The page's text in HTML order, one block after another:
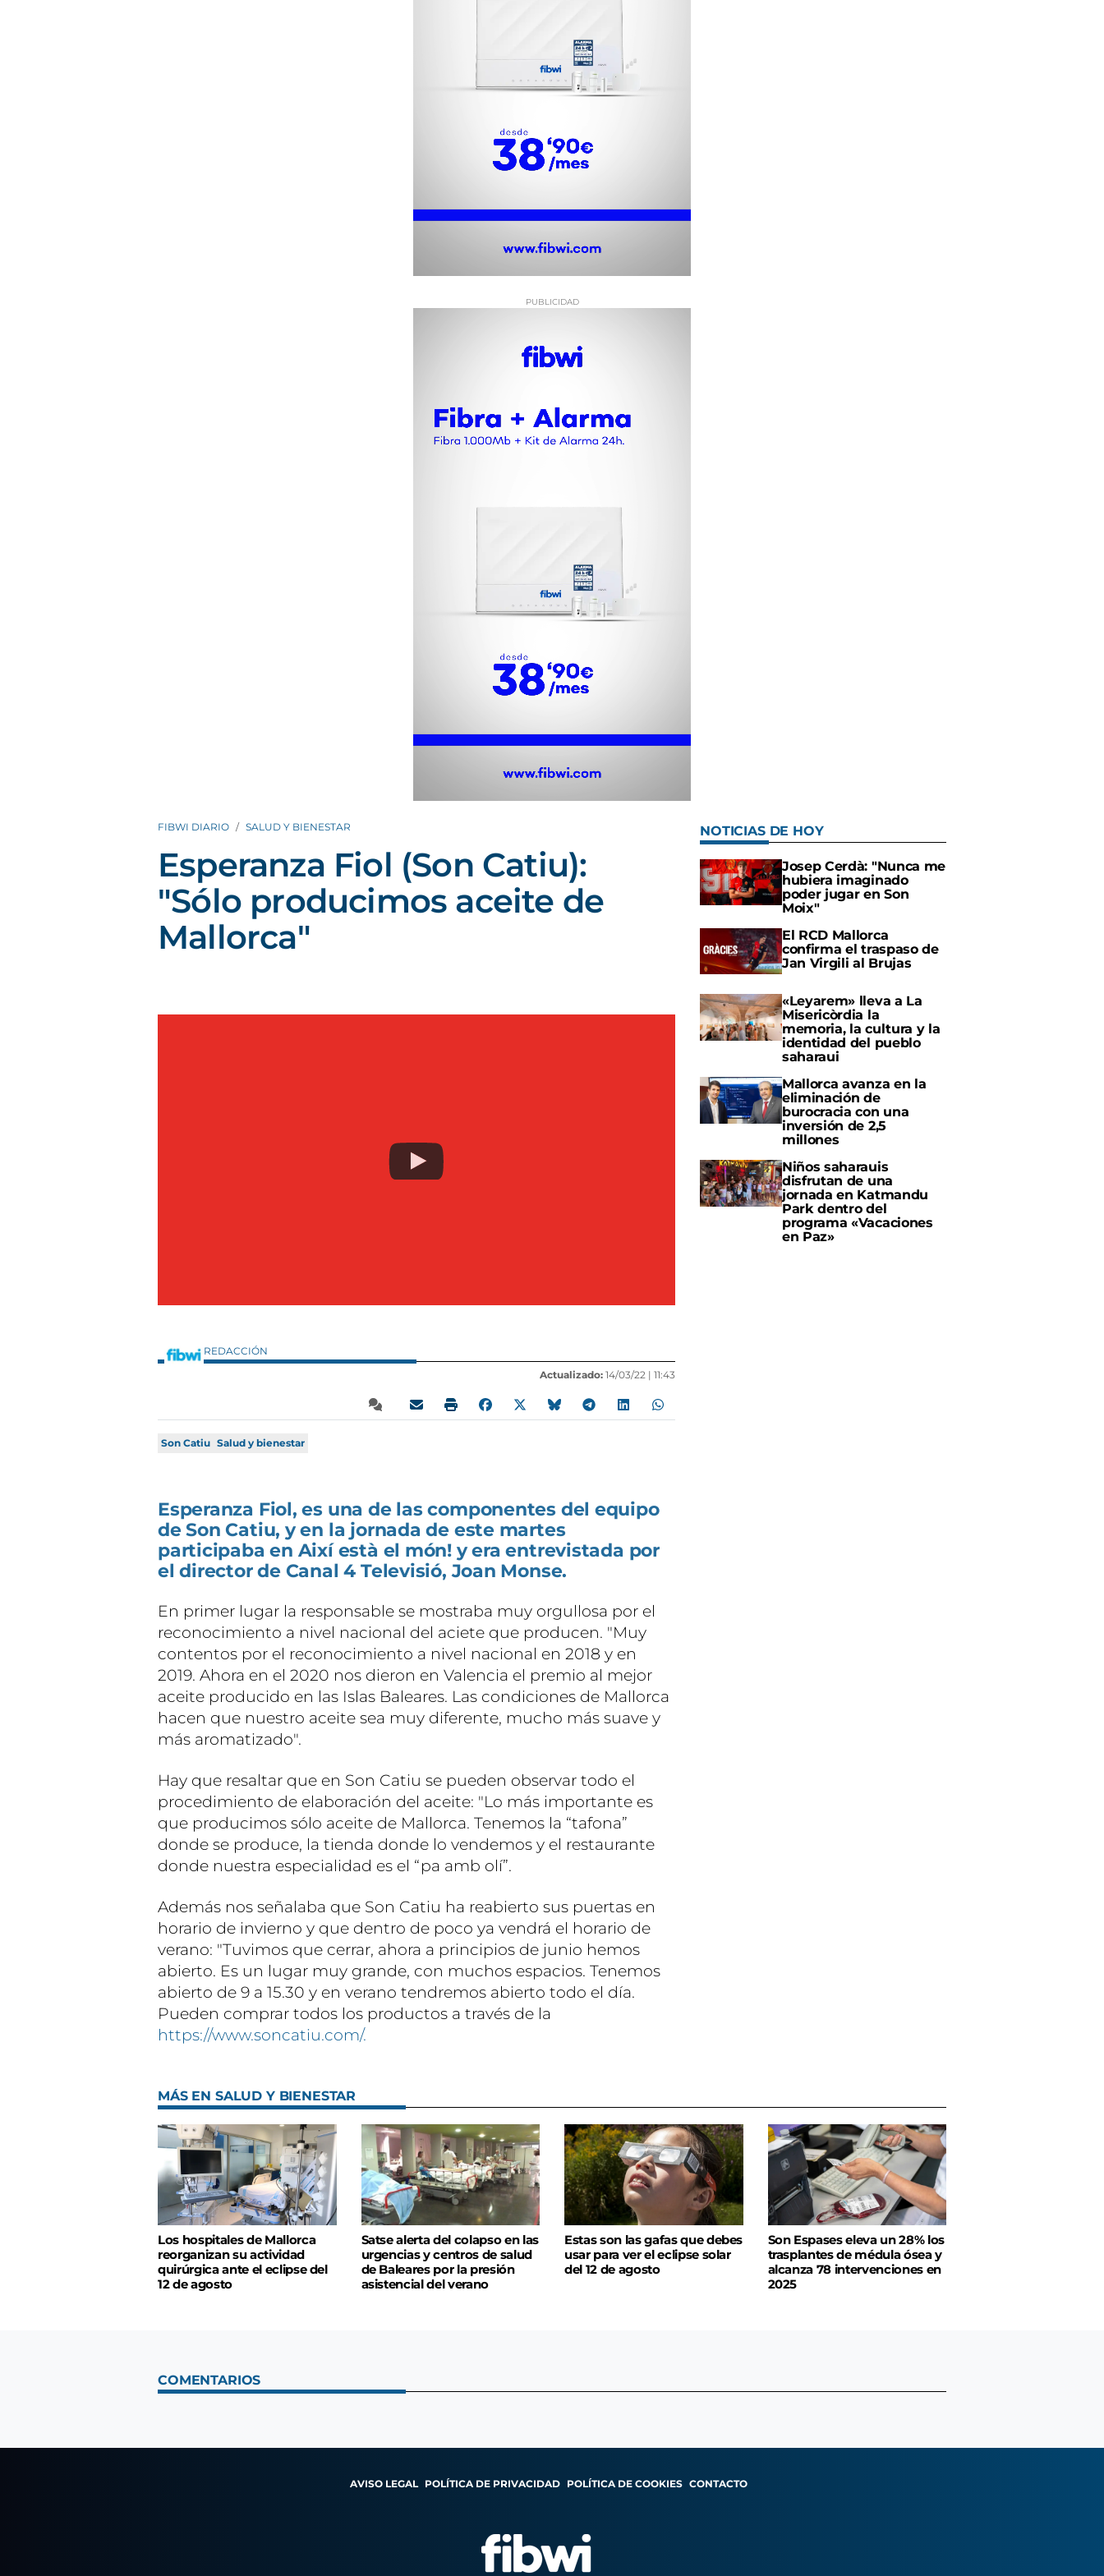
FIBWI DIARIO SALUD Y BIENESTAR
Esperanza Fiol (Son Catiu):
"Sólo producimos aceite de
Mallorca"
REDACCIÓN
Actualizado: 14/03/22 | 11:43
Son Catiu Salud y bienestar
Esperanza Fiol, es una de las componentes del equipo
de Son Catiu, y en la jornada de este martes
participaba en Així està el món! y era entrevistada por
el director de Canal 4 Televisió, Joan Monse.
En primer lugar la responsable se mostraba muy orgullosa por el
reconocimiento a nivel nacional del aciete que producen. "Muy
contentos por el reconocimiento a nivel nacional en 2018 y en
2019. Ahora en el 2020 nos dieron en Valencia el premio al mejor
aceite producido en las Islas Baleares. Las condiciones de Mallorca
hacen que nuestro aceite sea muy diferente, mucho más suave y
más aromatizado".
Hay que resaltar que en Son Catiu se pueden observar todo el
procedimiento de elaboración del aceite: "Lo más importante es
que producimos sólo aceite de Mallorca. Tenemos la “tafona”
donde se produce, la tienda donde lo vendemos y el restaurante
donde nuestra especialidad es el “pa amb olí”.
Además nos señalaba que Son Catiu ha reabierto sus puertas en
horario de invierno y que dentro de poco ya vendrá el horario de
verano: "Tuvimos que cerrar, ahora a principios de junio hemos
abierto. Es un lugar muy grande, con muchos espacios. Tenemos
abierto de 9 a 15.30 y en verano tendremos abierto todo el día.
Pueden comprar todos los productos a través de la
https://www.soncatiu.com/.
NOTICIAS DE HOY
Josep Cerdà: "Nunca me
hubiera imaginado
poder jugar en Son
Moix"
El RCD Mallorca
confirma el traspaso de
Jan Virgili al Brujas
«Leyarem» lleva a La
Misericòrdia la
memoria, la cultura y la
identidad del pueblo
saharaui
Mallorca avanza en la
eliminación de
burocracia con una
inversión de 2,5
millones
Niños saharauis
disfrutan de una
jornada en Katmandu
Park dentro del
programa «Vacaciones
en Paz»
MÁS EN SALUD Y BIENESTAR
Los hospitales de Mallorca
reorganizan su actividad
quirúrgica ante el eclipse del
12 de agosto
Satse alerta del colapso en las
urgencias y centros de salud
de Baleares por la presión
asistencial del verano
Estas son las gafas que debes
usar para ver el eclipse solar
del 12 de agosto
Son Espases eleva un 28% los
trasplantes de médula ósea y
alcanza 78 intervenciones en
2025
COMENTARIOS
AVISO LEGAL POLÍTICA DE PRIVACIDAD POLÍTICA DE COOKIES CONTACTO